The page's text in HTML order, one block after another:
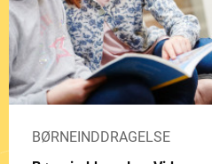
BØRNEINDDRAGELSE